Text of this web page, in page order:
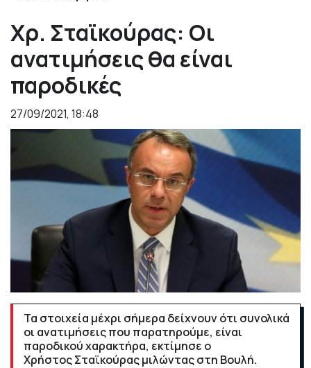
Χρ. Σταϊκούρας: Οι
ανατιμήσεις θα είναι
παροδικές
27/09/2021, 18:48
Τα στοιχεία μέχρι σήμερα δείχνουν ότι συνολικά
οι ανατιμήσεις που παρατηρούμε, είναι
παροδικού χαρακτήρα, εκτίμησε ο
Χρήστος Σταϊκούρας μιλώντας στη Βουλή.